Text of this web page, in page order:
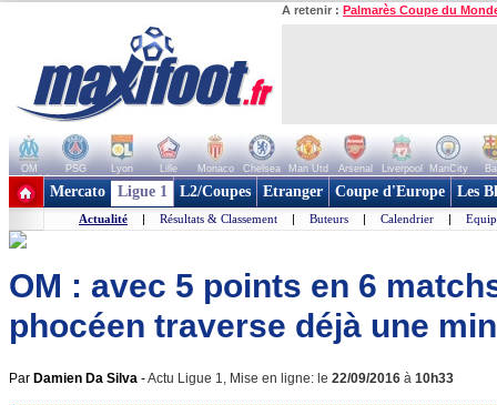
A retenir : Palmarès Coupe du
OM PSG Lyon Lille Monaco Chelsea Man Utd Arsenal Liverpool ManCity
+ de clubs
Mercato Ligue 1 L2/Coupes Etranger Coupe d'Europe Les
Actualité | Résultats & Classement | Buteurs | Calendrier |
OM : avec 5 points en 6
phocéen traverse déjà une
Par Damien Da Silva -Actu Ligue 1, Mise en ligne: le 22/09/2016 à 10h33